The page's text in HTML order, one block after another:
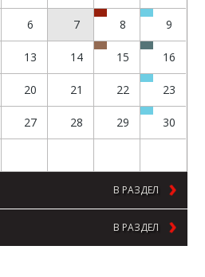
6 7 8 9
13 14 15 16
20 21 22 23
27 28 29 30
В РАЗДЕЛ
В РАЗДЕЛ